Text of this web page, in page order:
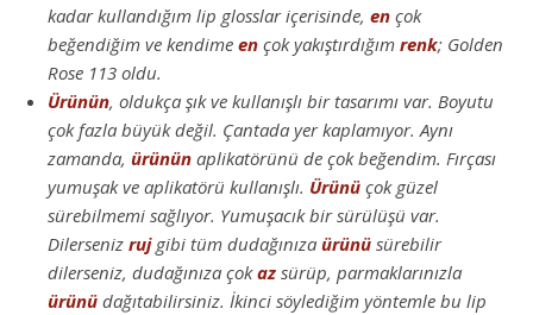
kadar kullandığım lip glosslar içerisinde, en çok
beğendiğim ve kendime en çok yakıştırdığım renk; Golden
Rose 113 oldu.
Ürünün, oldukça şık ve kullanışlı bir tasarımı var. Boyutu
çok fazla büyük değil. Çantada yer kaplamıyor. Aynı
zamanda, ürünün aplikatörünü de çok beğendim. Fırçası
yumuşak ve aplikatörü kullanışlı. Ürünü çok güzel
sürebilmemi sağlıyor. Yumuşacık bir sürülüşü var.
Dilerseniz rujgibi tüm dudağınıza ürünü sürebilir
dilerseniz, dudağınıza çokaz sürüp, parmaklarınızla
ürünü dağıtabilirsiniz. İkinci söylediğim yöntemle bu lip